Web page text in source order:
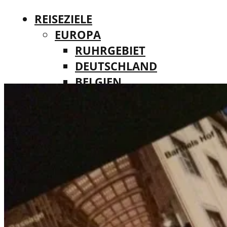
REISEZIELE
EUROPA
RUHRGEBIET
DEUTSCHLAND
BELGIEN
ITALIEN
LUXEMBURG
MALTA
NIEDERLANDE
ÖSTERREICH
DEUTSCHLAND
BELGIEN
DÄNEMARK
FINNLAND
FRANKREICH
IRLAND